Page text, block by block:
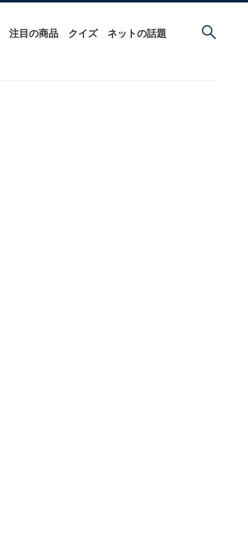
注目の商品 クイズ ネットの話題